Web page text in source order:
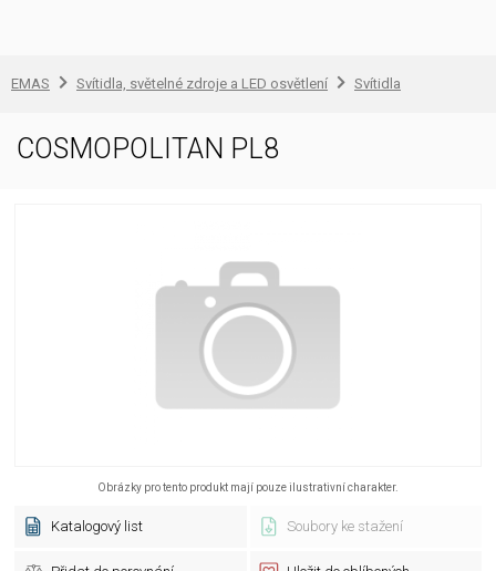
EMAS Svítidla, světelné zdroje a LED osvětlení Svítidla
COSMOPOLITAN PL8
Obrázky pro tento produkt mají pouze ilustrativní charakter.
Katalogový list Soubory ke stažení